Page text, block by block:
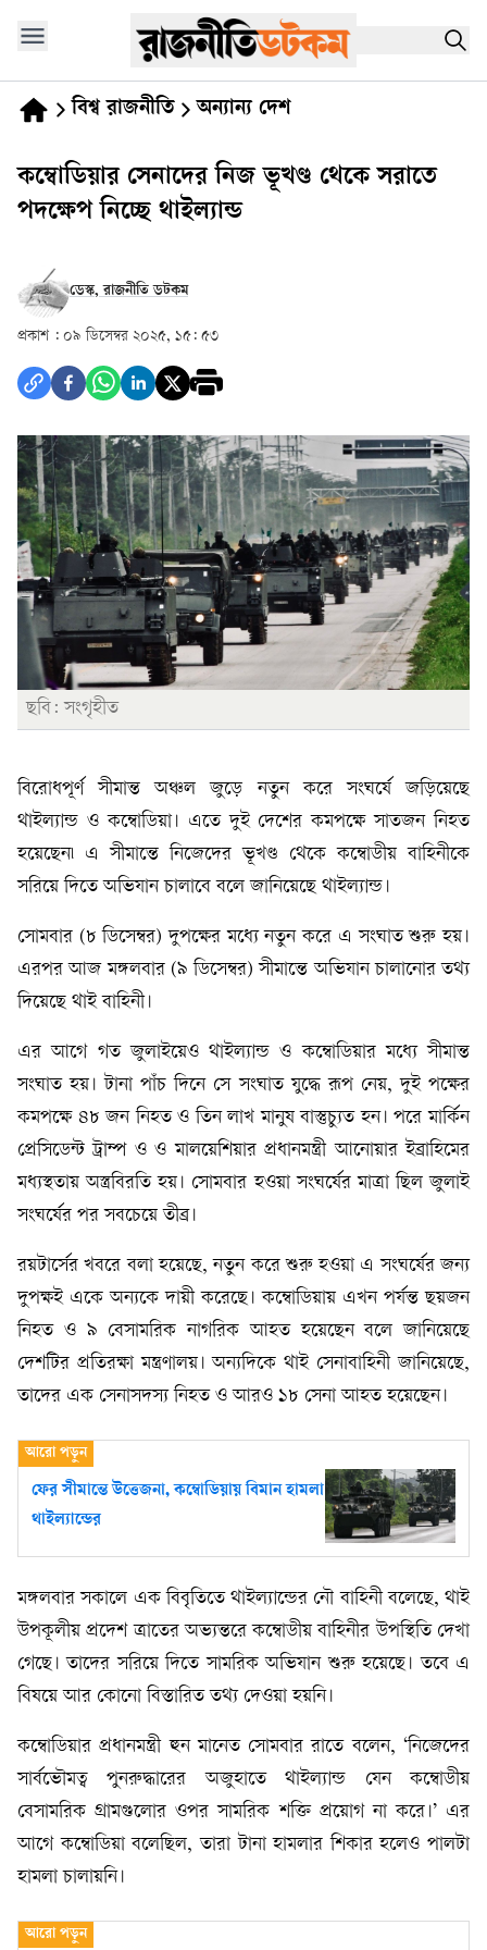
বিশ্ব রাজনীতি অন্যান্য দেশ
কম্বোডিয়ার সেনাদের নিজ ভূখণ্ড থেকে সরাতে
পদক্ষেপ নিচ্ছে থাইল্যান্ড
ডেস্ক, রাজনীতি ডটকম
প্রকাশ : ০৯ ডিসেম্বর ২০২৫, ১৫: ৫৩
ছবি: সংগৃহীত
বিরোধপূর্ণ সীমান্ত অঞ্চল জুড়ে নতুন করে সংঘর্ষে জড়িয়েছে
থাইল্যান্ড ও কম্বোডিয়া। এতে দুই দেশের কমপক্ষে সাতজন নিহত
হয়েছেন৷ এ সীমান্তে নিজেদের ভূখণ্ড থেকে কম্বোডীয় বাহিনীকে
সরিয়ে দিতে অভিযান চালাবে বলে জানিয়েছে থাইল্যান্ড।
সোমবার (৮ ডিসেম্বর) দুপক্ষের মধ্যে নতুন করে এ সংঘাত শুরু হয়।
এরপর আজ মঙ্গলবার (৯ ডিসেম্বর) সীমান্তে অভিযান চালানোর তথ্য
দিয়েছে থাই বাহিনী।
এর আগে গত জুলাইয়েও থাইল্যান্ড ও কম্বোডিয়ার মধ্যে সীমান্ত
সংঘাত হয়। টানা পাঁচ দিনে সে সংঘাত যুদ্ধে রূপ নেয়, দুই পক্ষের
কমপক্ষে ৪৮ জন নিহত ও তিন লাখ মানুষ বাস্তুচ্যুত হন। পরে মার্কিন
প্রেসিডেন্ট ট্রাম্প ও ও মালয়েশিয়ার প্রধানমন্ত্রী আনোয়ার ইব্রাহিমের
মধ্যস্থতায় অস্ত্রবিরতি হয়। সোমবার হওয়া সংঘর্ষের মাত্রা ছিল জুলাই
সংঘর্ষের পর সবচেয়ে তীব্র।
রয়টার্সের খবরে বলা হয়েছে, নতুন করে শুরু হওয়া এ সংঘর্ষের জন্য
দুপক্ষই একে অন্যকে দায়ী করেছে। কম্বোডিয়ায় এখন পর্যন্ত ছয়জন
নিহত ও ৯ বেসামরিক নাগরিক আহত হয়েছেন বলে জানিয়েছে
দেশটির প্রতিরক্ষা মন্ত্রণালয়। অন্যদিকে থাই সেনাবাহিনী জানিয়েছে,
তাদের এক সেনাসদস্য নিহত ও আরও ১৮ সেনা আহত হয়েছেন।
ফের সীমান্তে উত্তেজনা, কম্বোডিয়ায় বিমান হামলা
থাইল্যান্ডের
মঙ্গলবার সকালে এক বিবৃতিতে থাইল্যান্ডের নৌ বাহিনী বলেছে, থাই
উপকূলীয় প্রদেশ ত্রাতের অভ্যন্তরে কম্বোডীয় বাহিনীর উপস্থিতি দেখা
গেছে। তাদের সরিয়ে দিতে সামরিক অভিযান শুরু হয়েছে। তবে এ
বিষয়ে আর কোনো বিস্তারিত তথ্য দেওয়া হয়নি।
কম্বোডিয়ার প্রধানমন্ত্রী হুন মানেত সোমবার রাতে বলেন, ‘নিজেদের
সার্বভৌমত্ব পুনরুদ্ধারের অজুহাতে থাইল্যান্ড যেন কম্বোডীয়
বেসামরিক গ্রামগুলোর ওপর সামরিক শক্তি প্রয়োগ না করে।’ এর
আগে কম্বোডিয়া বলেছিল, তারা টানা হামলার শিকার হলেও পালটা
হামলা চালায়নি।